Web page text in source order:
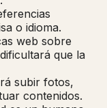
o idioma.
web sobre
que la
subir fotos,
contenidos.